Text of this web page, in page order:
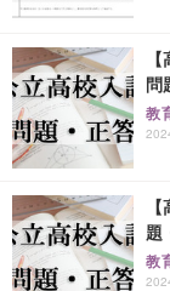
問
教
題
教